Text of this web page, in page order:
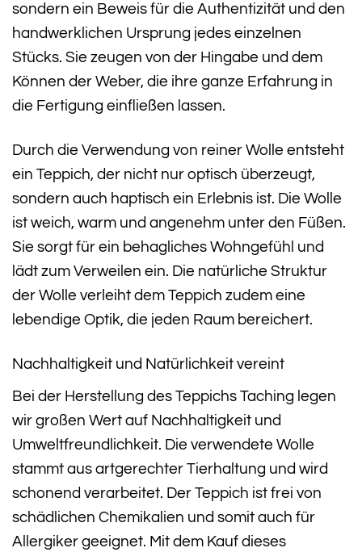
sondern ein Beweis für die Authentizität und den
handwerklichen Ursprung jedes einzelnen
Stücks. Sie zeugen von der Hingabe und dem
Können der Weber, die ihre ganze Erfahrung in
die Fertigung einfließen lassen.
Durch die Verwendung von reiner Wolle entsteht
ein Teppich, der nicht nur optisch überzeugt,
sondern auch haptisch ein Erlebnis ist. Die Wolle
ist weich, warm und angenehm unter den Füßen.
Sie sorgt für ein behagliches Wohngefühl und
lädt zum Verweilen ein. Die natürliche Struktur
der Wolle verleiht dem Teppich zudem eine
lebendige Optik, die jeden Raum bereichert.
Nachhaltigkeit und Natürlichkeit vereint
Bei der Herstellung des Teppichs Taching legen
wir großen Wert auf Nachhaltigkeit und
Umweltfreundlichkeit. Die verwendete Wolle
stammt aus artgerechter Tierhaltung und wird
schonend verarbeitet. Der Teppich ist frei von
schädlichen Chemikalien und somit auch für
Allergiker geeignet. Mit dem Kauf dieses